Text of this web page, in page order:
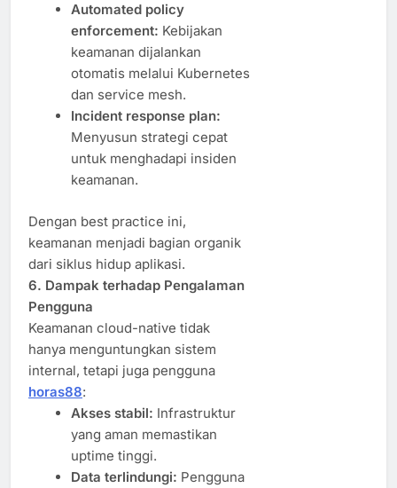
Automated policy
enforcement: Kebijakan
keamanan dijalankan
otomatis melalui Kubernetes
dan service mesh.
Incident response plan:
Menyusun strategi cepat
untuk menghadapi insiden
keamanan.
Dengan best practice ini,
keamanan menjadi bagian organik
dari siklus hidup aplikasi.
6. Dampak terhadap Pengalaman
Pengguna
Keamanan cloud-native tidak
hanya menguntungkan sistem
internal, tetapi juga pengguna
horas88:
Akses stabil: Infrastruktur
yang aman memastikan
uptime tinggi.
Data terlindungi: Pengguna